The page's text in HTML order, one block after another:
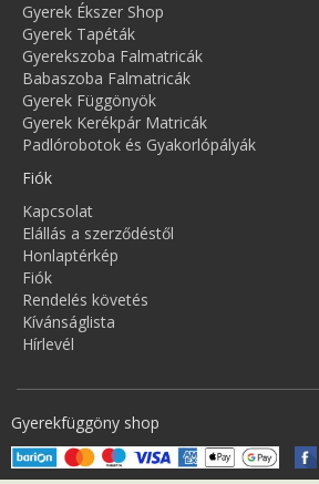
Gyerek Ékszer Shop
Gyerek Tapéták
Gyerekszoba Falmatricák
Babaszoba Falmatricák
Gyerek Függönyök
Gyerek Kerékpár Matricák
Padlórobotok és Gyakorlópályák
Fiók
Kapcsolat
Elállás a szerződéstől
Honlaptérkép
Fiók
Rendelés követés
Kívánságlista
Hírlevél
Gyerekfüggöny shop